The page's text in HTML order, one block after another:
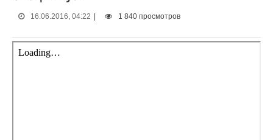
16.06.2016, 04:22 1 840 просмотров